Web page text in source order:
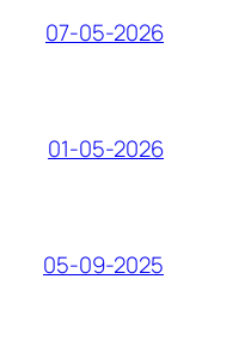
07-05-2026
01-05-2026
05-09-2025